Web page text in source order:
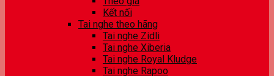
Kết nối
Tai nghe theo hãng
Tai nghe Zidli
Tai nghe Xiberia
Tai nghe Royal Kludge
Tai nghe Rapoo